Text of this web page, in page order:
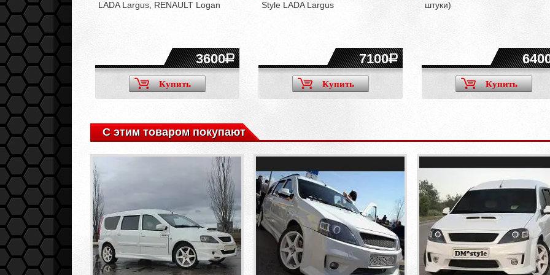
12700
LADA Largus, RENAULT Logan
3600
Купить
Style LADA Largus
7100
Купить
штуки)
Купить
С этим товаром покупают